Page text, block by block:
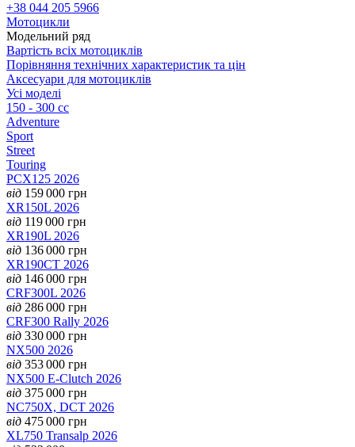
+38 044 205 5966
Мотоцикли
Модельний ряд
Вартість всіх мотоциклів
Порівняння технічних характеристик та цін
Аксесуари для мотоциклів
Усі моделі
150 - 300 cc
Adventure
Sport
Street
Touring
PCX125 2026
від 159 000 грн
XR150L 2026
від 119 000 грн
XR190L 2026
від 136 000 грн
XR190CT 2026
від 146 000 грн
CRF300L 2026
від 286 000 грн
CRF300 Rally 2026
від 330 000 грн
NX500 2026
від 353 000 грн
NX500 E-Clutch 2026
від 375 000 грн
NC750X, DCT 2026
від 475 000 грн
XL750 Transalp 2026